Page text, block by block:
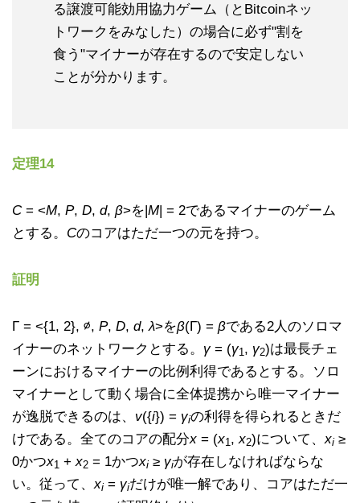
る譲渡可能効用協力ゲーム（とBitcoinネッ
トワークをみなした）の場合に必ず"割を
食う"マイナーが存在するので安定しない
ことが分かります。
定理14
C= <M, P, D, d, β>を|M| = 2であるマイナーのゲーム
とする。 Cのコアはただ一つの元を持つ。
証明
Γ = <{1, 2}, ∅, P, D, d, λ>をβ(Γ) = βである2人のソロマ
イナーのネットワークとする。 γ = (γ1 , γ2)は最長チェ
ーンにおけるマイナーの比例利得であるとする。ソロ
マイナーとして動く場合に全体提携から唯一マイナー
が逸脱できるのは、 v({i}) = γiの利得を得られるときだ
けである。全てのコアの配分x = (x1 , x2)について、 xi ≥
0かつx1 + x2 = 1かつxi ≥ γiが存在しなければならな
い。従って、 xi = γiだけが唯一解であり、コアはただ一